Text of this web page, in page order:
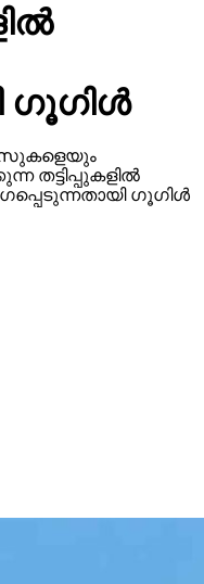
ഗൂഗിള്‍
തട്ടിപ്പുകളില്‍
ഗൂഗിള്‍